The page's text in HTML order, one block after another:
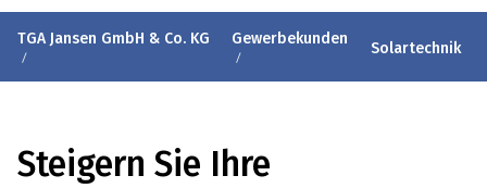
TGA Jansen GmbH & Co. KG Gewerbekunden Solartechnik
Steigern Sie Ihre